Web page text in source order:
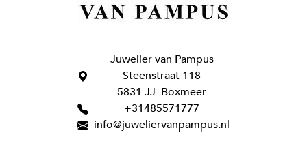
Juwelier van Pampus
Steenstraat 118
5831 JJ Boxmeer
+31485571777
info@juweliervanpampus.nl